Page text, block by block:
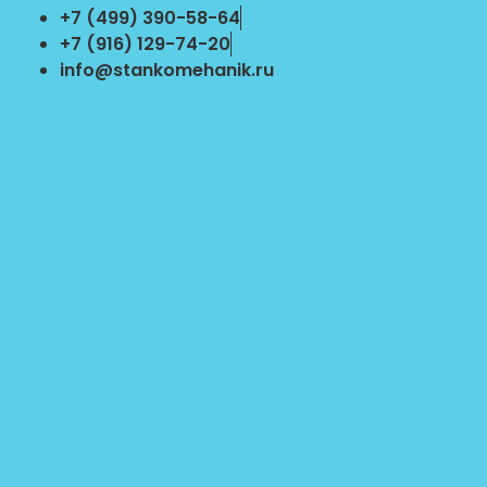
Перейти
содержимому
+7 (499) 390-58-64
+7 (916) 129-74-20
info@stankomehanik.ru